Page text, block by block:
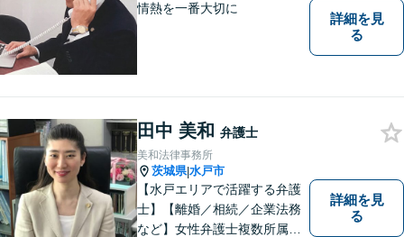
情熱を一番大切に
詳細を見
る
田中 美和 弁護士
美和法律事務所
茨城県|水戸市
【水戸エリアで活躍する弁護
士】【離婚／相続／企業法務
など】女性弁護士複数所属／
詳細を見
る